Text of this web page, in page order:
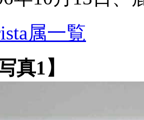
属一覧
真1】